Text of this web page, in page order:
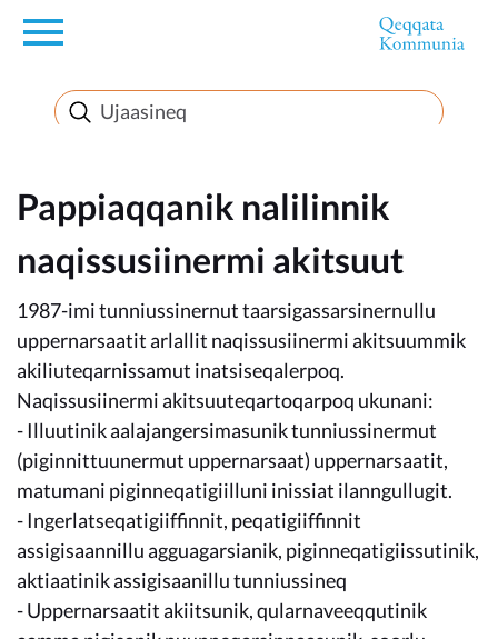
en
Innuttaasunut
Inuussutissarsiorneq
Politikki
Takornariat
Imminut sullinneq
Kommunimi pilersaarut
Kommune pillugu
Pappiaqqanik nalilinnik
naqissusiinermi akitsuut
1987-imi tunniussinernut taarsigassarsinernullu
uppernarsaatit arlallit naqissusiinermi akitsuummik
akiliuteqarnissamut inatsiseqalerpoq.
Naqissusiinermi akitsuuteqartoqarpoq ukunani:
- Illuutinik aalajangersimasunik tunniussinermut
(piginnittuunermut uppernarsaat) uppernarsaatit,
matumani piginneqatigiilluni inissiat ilanngullugit.
- Ingerlatseqatigiiffinnit, peqatigiiffinnit
assigisaannillu agguagarsianik, piginneqatigiissutinik,
aktiaatinik assigisaanillu tunniussineq
- Uppernarsaatit akiitsunik, qularnaveeqqutinik